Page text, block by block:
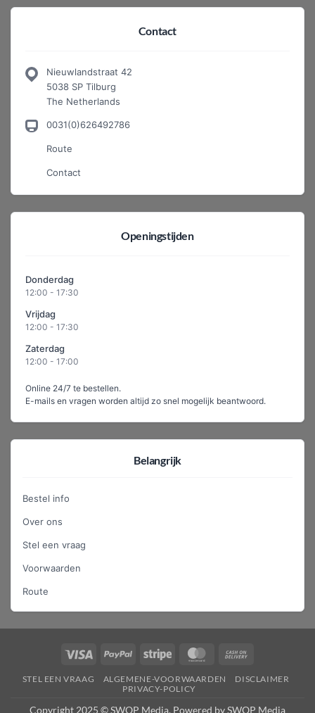
Contact
Nieuwlandstraat 42
5038 SP Tilburg
The Netherlands
0031(0)626492786
Route
Contact
Openingstijden
Donderdag
12:00 - 17:30
Vrijdag
12:00 - 17:30
Zaterdag
12:00 - 17:00
Online 24/7 te bestellen.
E-mails en vragen worden altijd zo snel mogelijk beantwoord.
Belangrijk
Bestel info
Over ons
Stel een vraag
Voorwaarden
Route
Visa PayPal Stripe MasterCard
Delivery
STEL EEN VRAAG ALGEMENE-VOORWAARDEN
DISCLAIMER
PRIVACY-POLICY
Copyright 2025 © SWOP Media. Powered by SWOP Media